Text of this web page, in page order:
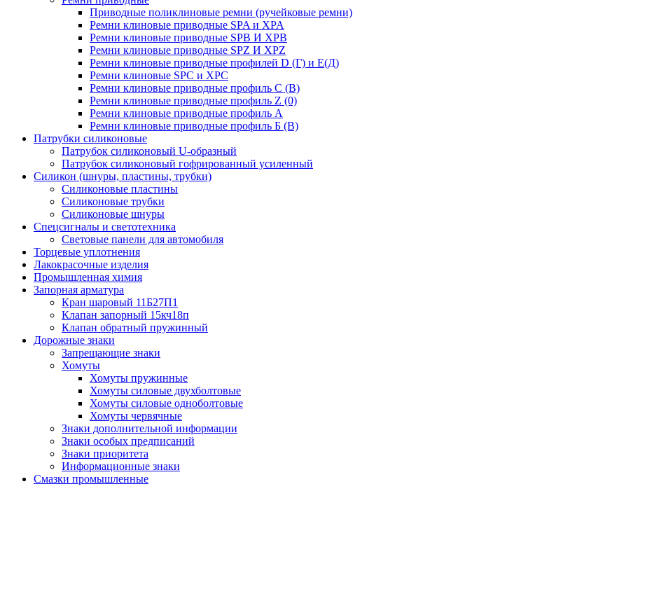
Приводные поликлиновые ремни (ручейковые ремни)
Ремни клиновые приводные SPA и XPA
Ремни клиновые приводные SPB И XPB
Ремни клиновые приводные SPZ И XPZ
Ремни клиновые приводные профилей D (Г) и Е(Д)
Ремни клиновые SPC и XPC
Ремни клиновые приводные профиль C (В)
Ремни клиновые приводные профиль Z (0)
Ремни клиновые приводные профиль А
Ремни клиновые приводные профиль Б (B)
Патрубки силиконовые
Патрубок силиконовый U-образный
Патрубок силиконовый гофрированный усиленный
Силикон (шнуры, пластины, трубки)
Силиконовые пластины
Силиконовые трубки
Силиконовые шнуры
Спецсигналы и светотехника
Световые панели для автомобиля
Торцевые уплотнения
Лакокрасочные изделия
Промышленная химия
Запорная арматура
Кран шаровый 11Б27П1
Клапан запорный 15кч18п
Клапан обратный пружинный
Дорожные знаки
Запрещающие знаки
Хомуты
Хомуты пружинные
Хомуты силовые двухболтовые
Хомуты силовые одноболтовые
Хомуты червячные
Знаки дополнительной информации
Знаки особых предписаний
Знаки приоритета
Информационные знаки
Смазки промышленные